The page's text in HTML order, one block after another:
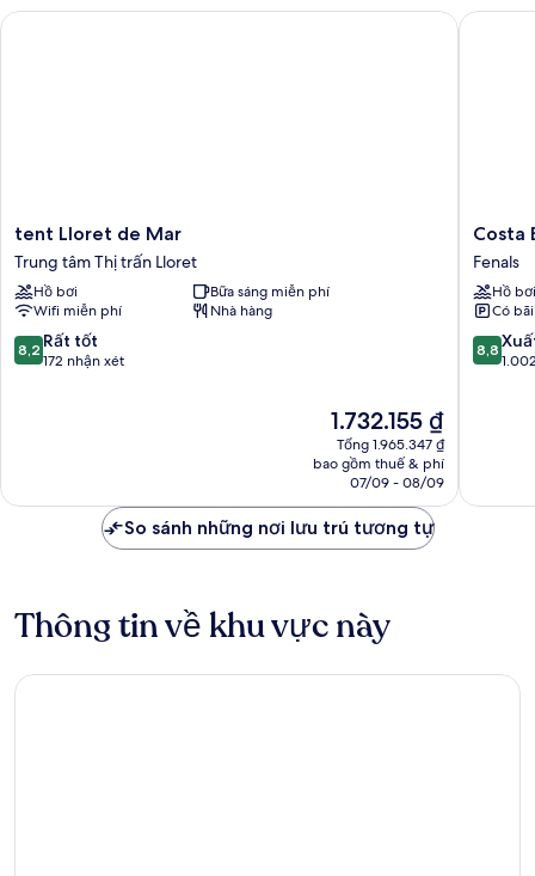
tent
Lloret
de
Mar
Trung
tâm
Thị
tent Lloret de Mar
Trung tâm Thị trấn Lloret
Hồ bơi
Bữa sáng miễn phí
Wifi miễn phí
Nhà hàng
8.2
trên
8,2 Rất tốt
172 nhận xét
Giá
hiện
tại
1.732.155 ₫
1.732.155 ₫
Tổng 1.965.347 ₫
bao gồm thuế & phí
07/09 - 08/09
tent Lloret de Mar
Costa
Suites
&
Resort
Fenals
Costa
Fenals
Hồ bơi
Có
8.8
trên
8,8
Costa
So sánh những nơi lưu trú tương tự
Thông tin về khu vực này